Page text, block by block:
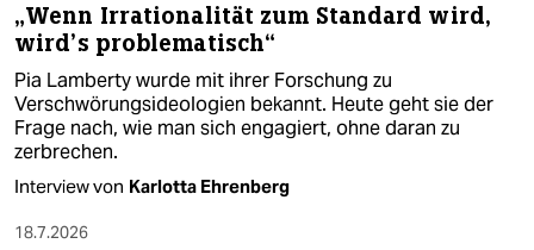
„Wenn Irrationalität zum Standard wird,
wird’s problematisch“
Pia Lamberty wurde mit ihrer Forschung zu
Verschwörungsideologien bekannt. Heute geht sie der
Frage nach, wie man sich engagiert, ohne daran zu
zerbrechen.
Interview von Karlotta Ehrenberg
18.7.2026